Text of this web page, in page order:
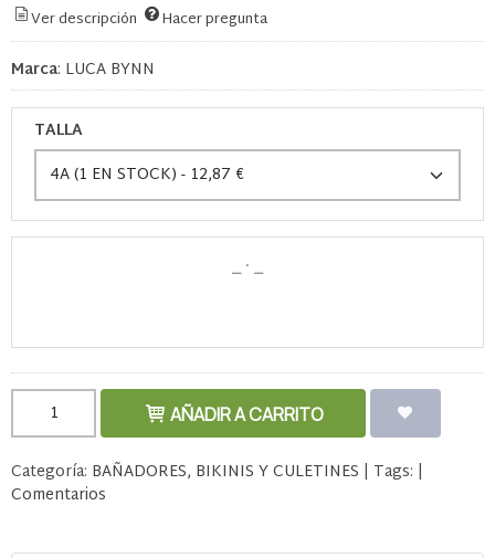
Ver descripción Hacer pregunta
Marca: LUCA BYNN
TALLA
AÑADIR A CARRITO
Categoría: BAÑADORES, BIKINIS Y CULETINES | Tags: |
Comentarios